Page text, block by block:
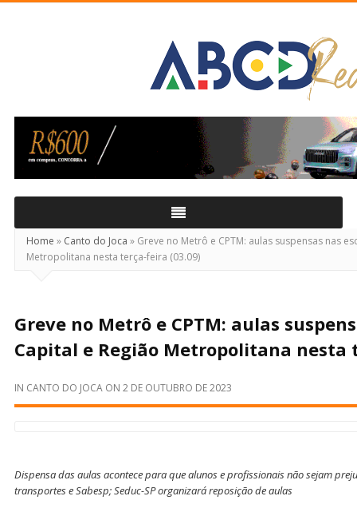
Real
Home » Canto do Joca » Greve no Metrô e CPTM: aulas suspensas nas
Metropolitana nesta terça-feira (03.09)
Greve no Metrô e CPTM: aulas
Capital e Região Metropolitana nesta
IN CANTO DO JOCA ON 2 DE OUTUBRO DE 2023
Dispensa das aulas acontece para que alunos e profissionais não sejam
transportes e Sabesp; Seduc-SP organizará reposição de aulas